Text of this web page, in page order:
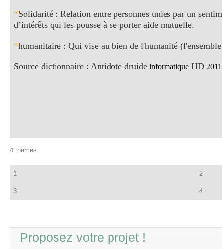
*Solidarité : Relation entre personnes unies par un
d’intérêts qui les pousse à se porter aide mutuelle.
*humanitaire : Qui vise au bien de l'humanité
Source dictionnaire : Antidote druide informatique HD 2011
4 themes
1 2
3 4
Proposez votre projet !